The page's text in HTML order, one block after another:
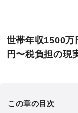
世帯年収1500
円〜税負担の現
この章の目次